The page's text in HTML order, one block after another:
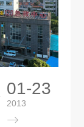
01-23
2013